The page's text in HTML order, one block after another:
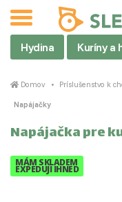
Hydina Kuríny a
Domov Príslušenstvo k
Napájačky
Napájačka pre
MÁM SKLADEM
EXPEDUJI IHNED